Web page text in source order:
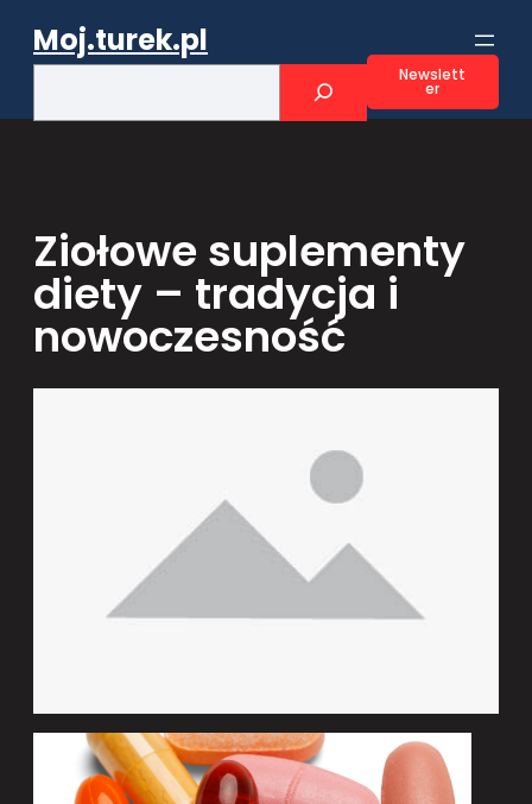
Moj.turek.pl
h
Newslett
er
Ziołowe suplementy
diety – tradycja i
nowoczesność